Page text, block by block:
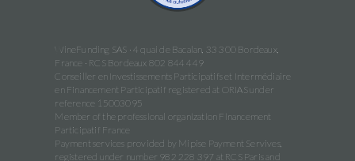
WineFunding SAS · 4 quai de Bacalan, 33 300 Bordeaux,
France · RCS Bordeaux 802 844 449
Conseiller en Investissements Participatifs et Intermédiaire
en Financement Participatif registered at ORIAS under
reference 15003095
Member of the professional organization Financement
Participatif France
Payment services provided by Mipise Payment Servives,
registered under number 982 228 397 at RCS Paris and